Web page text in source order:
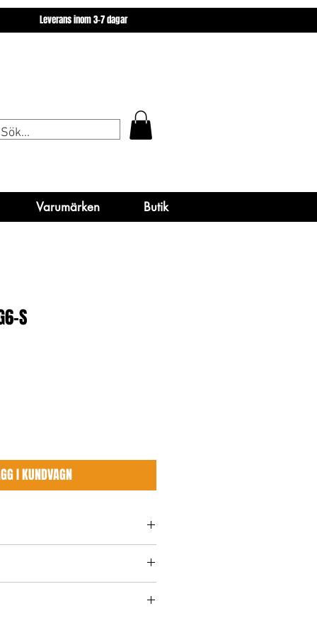
Varumärken
Leverans inom 3-7 dagar
Varumärken
Varumärken Butik
S
I KUNDVAGN